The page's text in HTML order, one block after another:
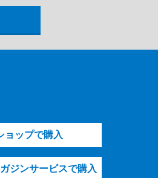
ョップで購入
ジンサービスで購入